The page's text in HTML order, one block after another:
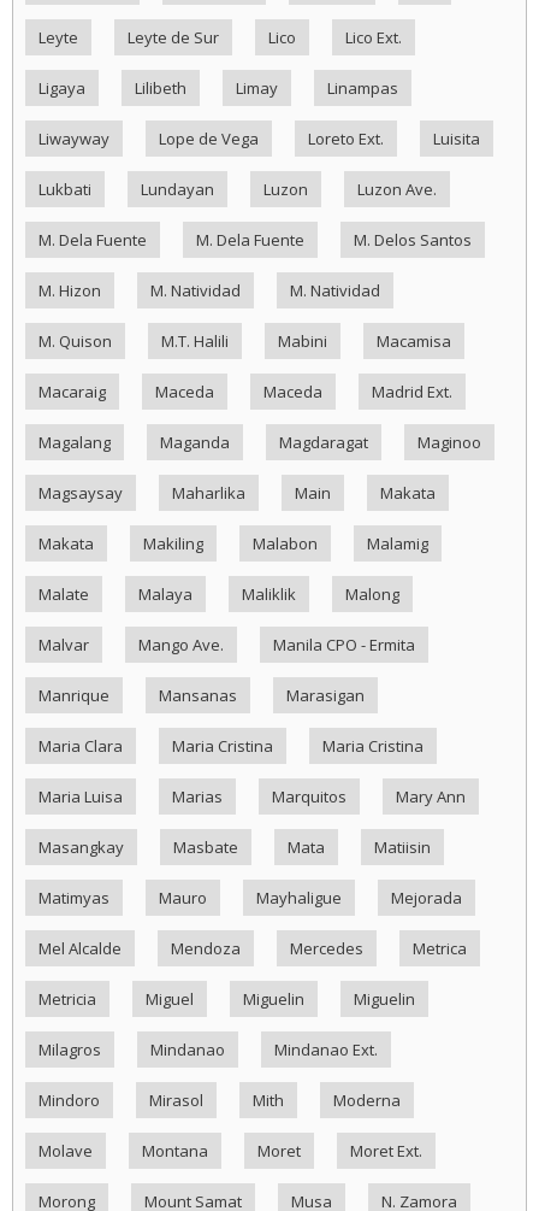
Leyte Leyte de Sur Lico Lico Ext.
Ligaya Lilibeth Limay Linampas
Liwayway Lope de Vega Loreto Ext. Luisita
Lukbati Lundayan Luzon Luzon Ave.
M. Dela Fuente M. Dela Fuente M. Delos Santos
M. Hizon M. Natividad M. Natividad
M. Quison M.T. Halili Mabini Macamisa
Macaraig Maceda Maceda Madrid Ext.
Magalang Maganda Magdaragat Maginoo
Magsaysay Maharlika Main Makata
Makata Makiling Malabon Malamig
Malate Malaya Maliklik Malong
Malvar Mango Ave. Manila CPO - Ermita
Manrique Mansanas Marasigan
Maria Clara Maria Cristina Maria Cristina
Maria Luisa Marias Marquitos Mary Ann
Masangkay Masbate Mata Matiisin
Matimyas Mauro Mayhaligue Mejorada
Mel Alcalde Mendoza Mercedes Metrica
Metricia Miguel Miguelin Miguelin
Milagros Mindanao Mindanao Ext.
Mindoro Mirasol Mith Moderna
Molave Montana Moret Moret Ext.
Morong Mount Samat Musa N. Zamora